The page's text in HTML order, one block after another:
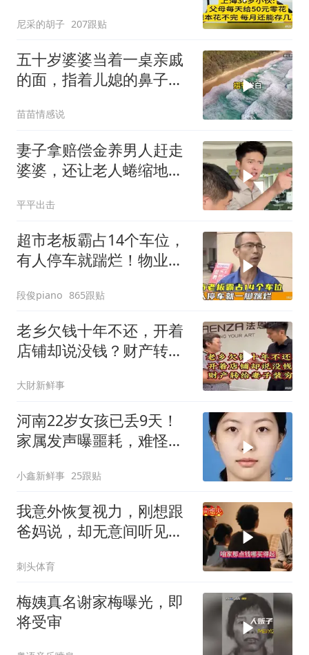
尼采的胡子 207跟贴
五十岁婆婆当着一桌亲戚
的面，指着儿媳的鼻子骂
当场站起来
苗苗情感说
妻子拿赔偿金养男人赶走
婆婆，还让老人蜷缩地下
平平出击
超市老板霸占14个车位，
有人停车就踹烂！物业表
段俊piano 865跟贴
老乡欠钱十年不还，开着
店铺却说没钱？财产转给
大財新鲜事
河南22岁女孩已丢9天！
家属发声曝噩耗，难怪搜
小鑫新鲜事 25跟贴
我意外恢复视力，刚想跟
爸妈说，却无意间听见妹
刺头体育
梅姨真名谢家梅曝光，即
将受审